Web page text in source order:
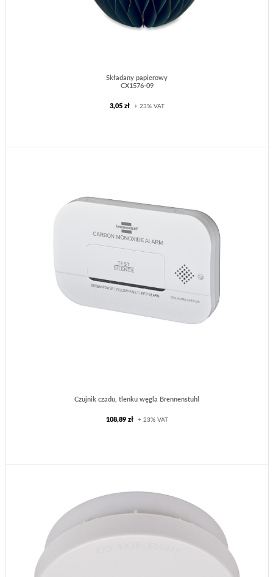
Składany papierowy
CX1576-09
3,05 zł + 23% VAT
Czujnik czadu, tlenku węgla Brennenstuhl
108,89 zł + 23% VAT